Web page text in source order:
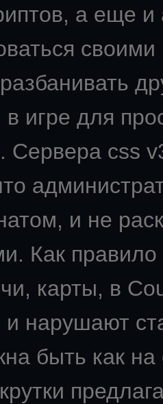
а еще
игре для
Сервера css
и не
Как правило
карты, в
нарушают
быть как